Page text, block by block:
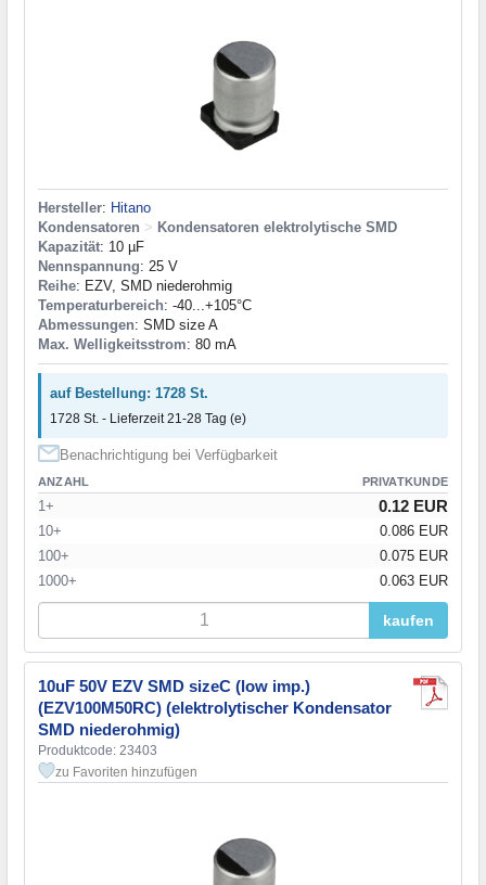
Hersteller: Hitano
Kondensatoren > Kondensatoren elektrolytische SMD
Kapazität: 10 µF
Nennspannung: 25 V
Reihe: EZV, SMD niederohmig
Temperaturbereich: -40...+105°C
Abmessungen: SMD size A
Max. Welligkeitsstrom: 80 mA
auf Bestellung: 1728 St.
1728 St. - Lieferzeit 21-28 Tag (e)
Benachrichtigung bei Verfügbarkeit
ANZAHL PRIVATKUNDE
1+ 0.12 EUR
10+
0.086 EUR
100+
0.075 EUR
1000+
0.063 EUR
kaufen
10uF 50V EZV SMD sizeC (low imp.)
(EZV100M50RC) (elektrolytischer Kondensator
SMD niederohmig)
Produktcode: 23403
zu Favoriten hinzufügen